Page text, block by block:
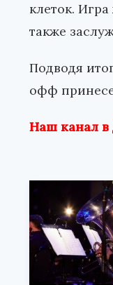
клеток.
также
Подводя
офф
Наш канал в